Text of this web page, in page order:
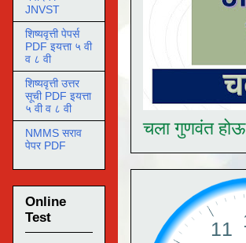
चला गुणवंत होऊ
JNVST
शिष्यवृत्ती पेपर्स
PDF इयत्ता ५ वी
व ८ वी
शिष्यवृत्ती उत्तर
सूची PDF इयत्ता
५ वी व ८ वी
NMMS सराव
पेपर PDF
Online
Test